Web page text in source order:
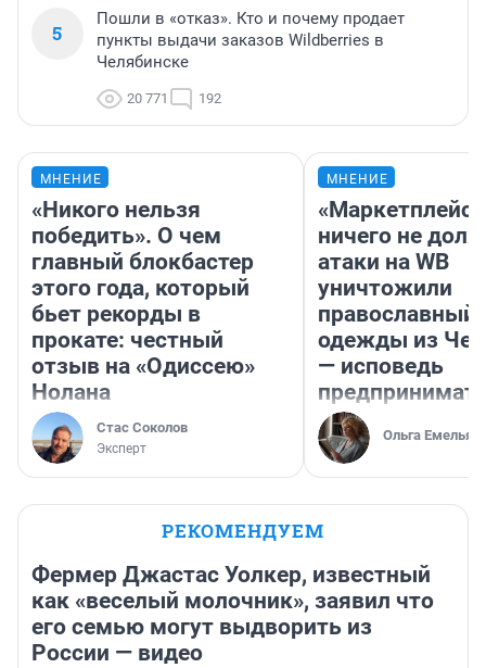
5
Пошли в «отказ». Кто и почему продает
пункты выдачи заказов Wildberries в
Челябинске
20 771 192
МНЕНИЕ
«Никого нельзя
победить». О чем
главный блокбастер
этого года, который
бьет рекорды в
прокате: честный
отзыв на «Одиссею»
Нолана
Стас Соколов
Эксперт
МНЕНИЕ
«Маркетплейс
ничего не
атаки на WB
уничтожили
православный
одежды из
— исповедь
Ольга
РЕКОМЕНДУЕМ
Фермер Джастас Уолкер, известный
как «веселый молочник», заявил что
его семью могут выдворить из
России — видео